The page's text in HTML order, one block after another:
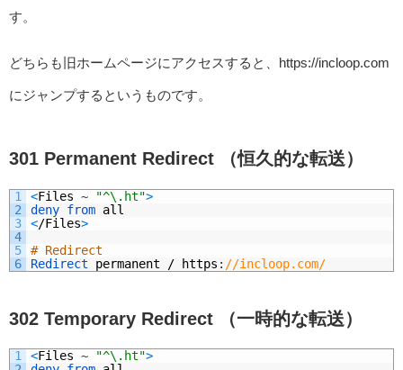
す。
どちらも旧ホームページにアクセスすると、https://incloop.com
にジャンプするというものです。
301 Permanent Redirect （恒久的な転送）
1
2
3
4
5
6
<Files ~ "^\.ht">
deny from all
</Files>
# Redirect
Redirect permanent / https : //incloop.com/
302 Temporary Redirect （一時的な転送）
1
<Files ~ "^\.ht">